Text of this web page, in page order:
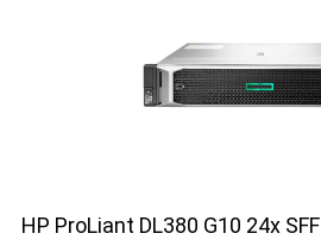
HP ProLiant DL380 G10 24x SFF